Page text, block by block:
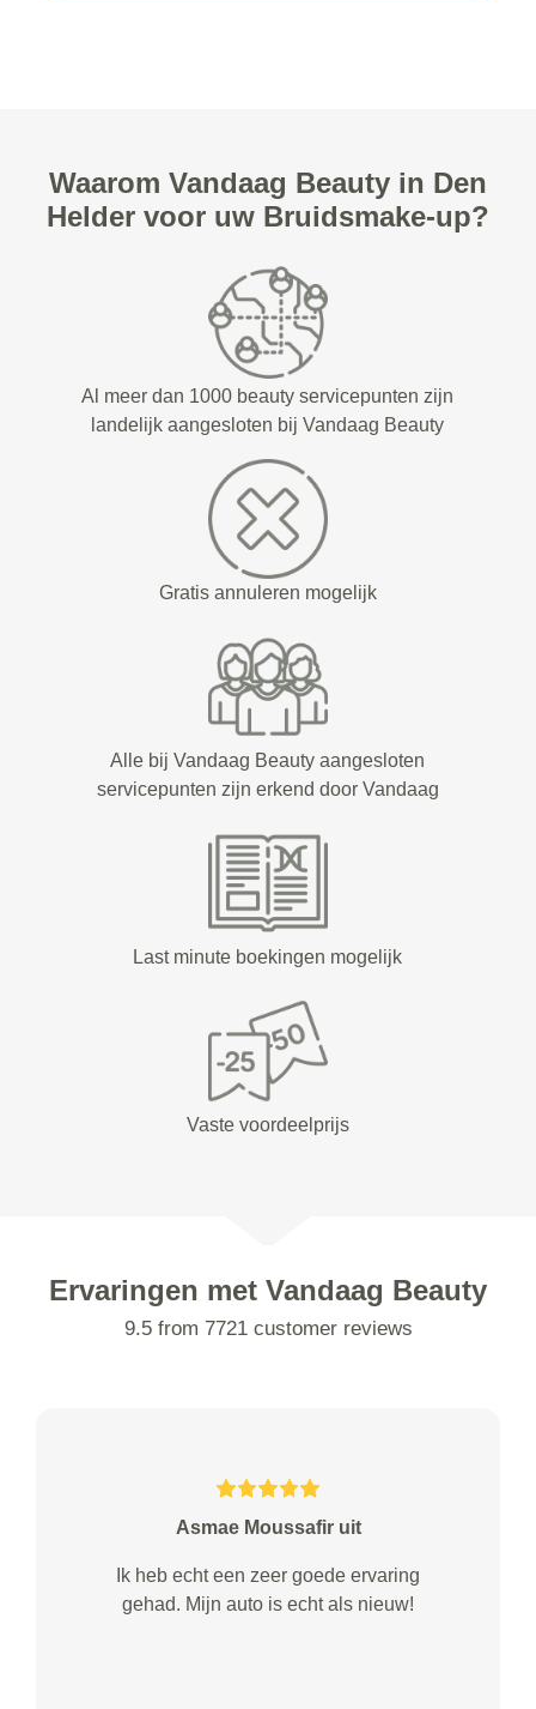
Waarom Vandaag Beauty in Den
Helder voor uw Bruidsmake-up?
Al meer dan 1000 beauty servicepunten zijn
landelijk aangesloten bij Vandaag Beauty
Gratis annuleren mogelijk
Alle bij Vandaag Beauty aangesloten
servicepunten zijn erkend door Vandaag
Last minute boekingen mogelijk
Vaste voordeelprijs
Ervaringen met Vandaag Beauty
9.5 from 7721 customer reviews
Asmae Moussafir uit
Ik heb echt een zeer goede ervaring
gehad. Mijn auto is echt als nieuw!